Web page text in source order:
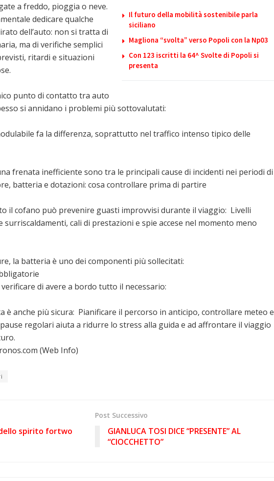
Il futuro della mobilità sostenibile parla
siciliano
Magliona “svolta” verso Popoli con la Np03
Con 123 iscritti la 64^ Svolte di Popoli si
presenta
a freddo, pioggia o neve.
dedicare qualche
dell’auto: non si tratta di
ma di verifiche semplici
ritardi e situazioni
punto di contatto tra auto
si annidano i problemi più sottovalutati:
fa la differenza, soprattutto nel traffico intenso tipico delle
frenata inefficiente sono tra le principali cause di incidenti nei periodi di
batteria e dotazioni: cosa controllare prima di partire
il cofano può prevenire guasti improvvisi durante il viaggio: Livelli
cali di prestazioni e spie accese nel momento meno
la batteria è uno dei componenti più sollecitati:
di avere a bordo tutto il necessario:
è anche più sicura: Pianificare il percorso in anticipo, controllare meteo e
regolari aiuta a ridurre lo stress alla guida e ad affrontare il viaggio
(Web Info)
spirito fortwo
Post Successivo
GIANLUCA TOSI DICE “PRESENTE” AL
“CIOCCHETTO”